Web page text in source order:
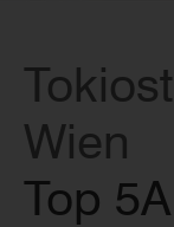
Wien
Top 5A